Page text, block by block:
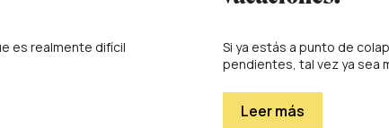
es realmente difícil
Si ya estás a punto de
pendientes, tal vez ya sea
Leer más